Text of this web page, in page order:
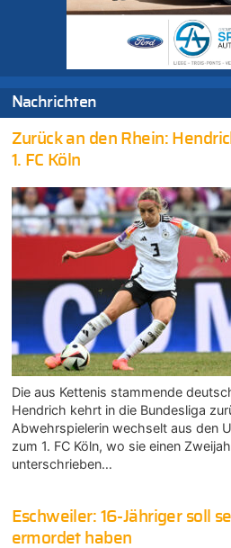
Nachrichten
Zurück an den Rhein:
1. FC Köln
Die aus Kettenis stammende
Hendrich kehrt in die Bundesliga
Abwehrspielerin wechselt aus den
zum 1. FC Köln, wo sie einen
unterschrieben…
Eschweiler: 16-Jähriger soll
ermordet haben